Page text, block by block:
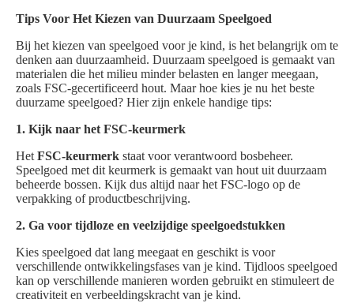
Tips Voor Het Kiezen van Duurzaam Speelgoed
Bij het kiezen van speelgoed voor je kind, is het belangrijk om te
denken aan duurzaamheid. Duurzaam speelgoed is gemaakt van
materialen die het milieu minder belasten en langer meegaan,
zoals FSC-gecertificeerd hout. Maar hoe kies je nu het beste
duurzame speelgoed? Hier zijn enkele handige tips:
1. Kijk naar het FSC-keurmerk
Het FSC-keurmerk staat voor verantwoord bosbeheer.
Speelgoed met dit keurmerk is gemaakt van hout uit duurzaam
beheerde bossen. Kijk dus altijd naar het FSC-logo op de
verpakking of productbeschrijving.
2. Ga voor tijdloze en veelzijdige speelgoedstukken
Kies speelgoed dat lang meegaat en geschikt is voor
verschillende ontwikkelingsfases van je kind. Tijdloos speelgoed
kan op verschillende manieren worden gebruikt en stimuleert de
creativiteit en verbeeldingskracht van je kind.